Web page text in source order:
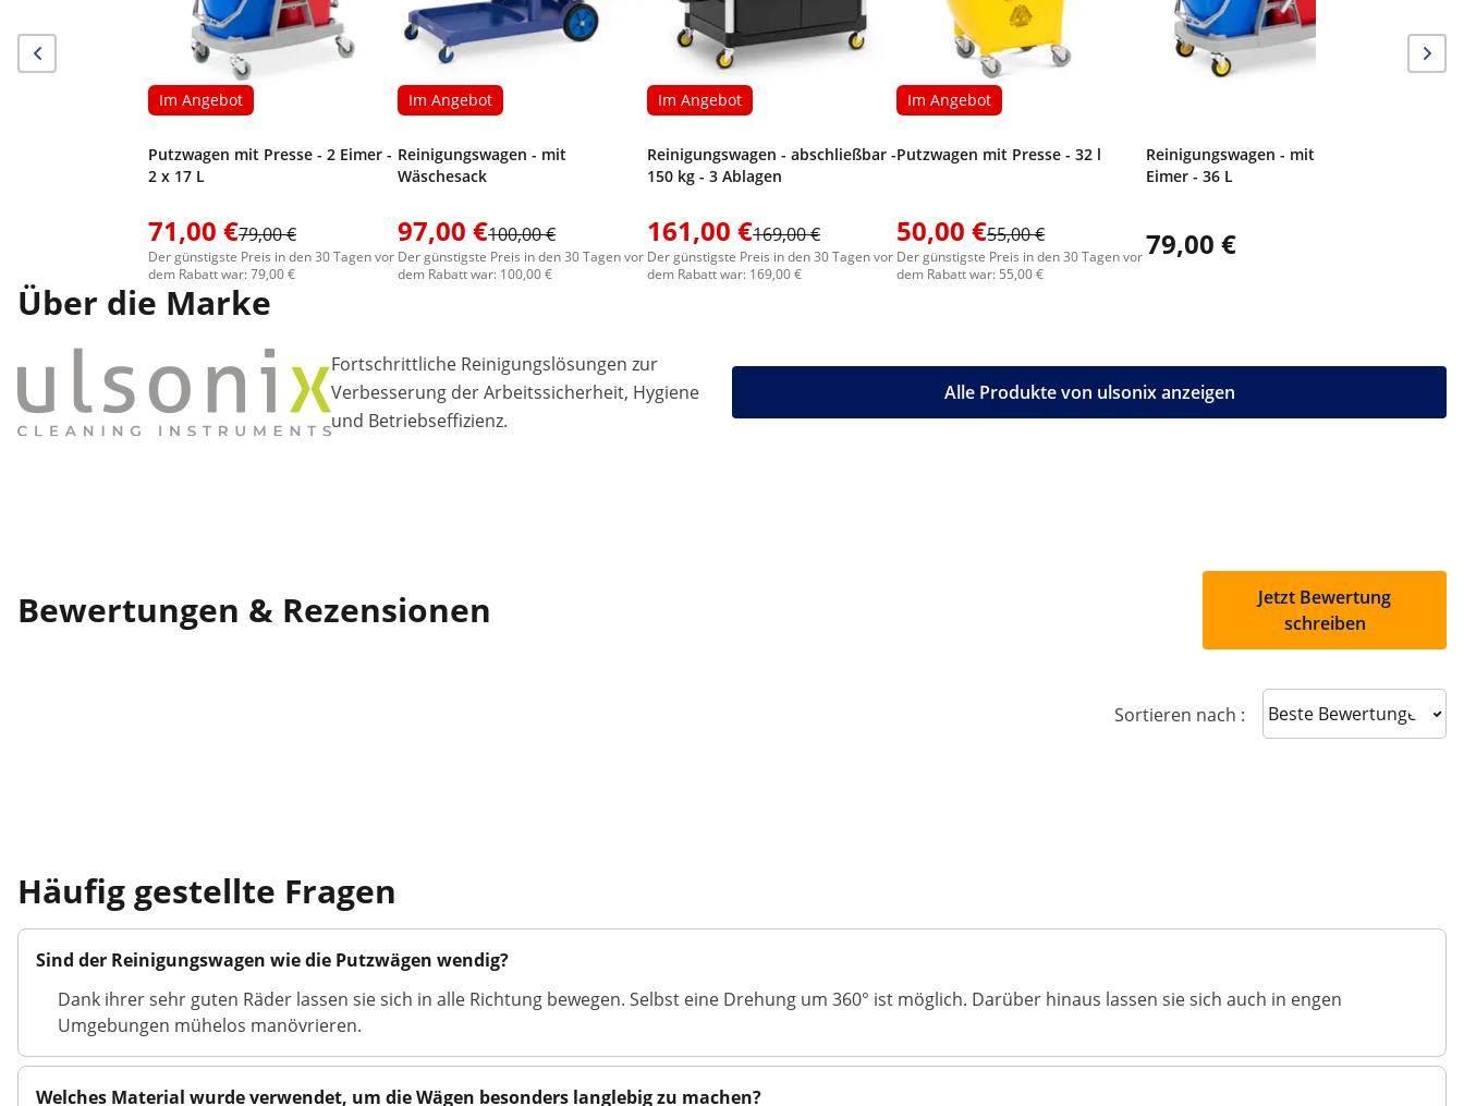
Im Angebot
Putzwagen mit Presse - 2 Eimer -
2 x 17 L
71,00 €79,00 €
Der günstigste Preis in den 30 Tagen vor
dem Rabatt war: 79,00 €
Im Angebot
Reinigungswagen - mit
Wäschesack
97,00 €100,00 €
Der günstigste Preis in den 30 Tagen vor
dem Rabatt war: 100,00 €
Im Angebot
Reinigungswagen - abschließbar -
150 kg - 3 Ablagen
161,00 €169,00 €
Der günstigste Preis in den 30 Tagen vor
dem Rabatt war: 169,00 €
Im Angebot
Putzwagen mit Presse - 32 l
50,00 €55,00 €
Der günstigste Preis in den 30 Tagen vor
dem Rabatt war: 55,00 €
Reinigungswagen - mit Presse - 2
Eimer - 36 L
79,00 €
Über die Marke
Fortschrittliche Reinigungslösungen zur
Verbesserung der Arbeitssicherheit, Hygiene
und Betriebseffizienz.
Alle Produkte von ulsonix anzeigen
Bewertungen & Rezensionen
Jetzt Bewertung
schreiben
Sortieren nach : Sort reviews
Häufig gestellte Fragen
Sind der Reinigungswagen wie die Putzwägen wendig?
Dank ihrer sehr guten Räder lassen sie sich in alle Richtung bewegen. Selbst eine Drehung um 360° ist möglich. Darüber hinaus lassen sie sich auch in engen
Umgebungen mühelos manövrieren.
Welches Material wurde verwendet, um die Wägen besonders langlebig zu machen?